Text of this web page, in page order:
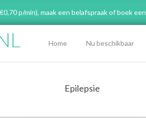
p/min), maak een belafspraakof boek
Menu
Home Nu beschikbaar
Epilepsie